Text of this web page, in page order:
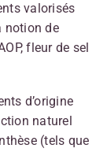
valorisés
notion de
fleur de sel
d’origine
naturel
(tels que